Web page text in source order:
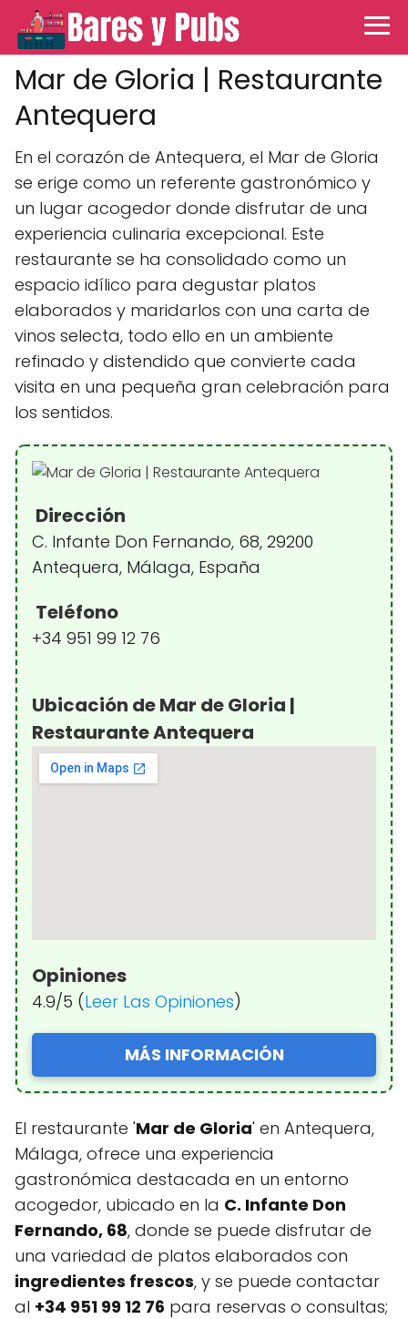
Mar de Gloria | Restaurante
Antequera
En el corazón de Antequera, el Mar de Gloria
se erige como un referente gastronómico y
un lugar acogedor donde disfrutar de una
experiencia culinaria excepcional. Este
restaurante se ha consolidado como un
espacio idílico para degustar platos
elaborados y maridarlos con una carta de
vinos selecta, todo ello en un ambiente
refinado y distendido que convierte cada
visita en una pequeña gran celebración para
los sentidos.
Dirección
C. Infante Don Fernando, 68, 29200
Antequera, Málaga, España
Teléfono
+34 951 99 12 76
Ubicación de Mar de Gloria |
Restaurante Antequera
Opiniones
4.9/5 (Leer Las Opiniones)
MÁS INFORMACIÓN
El restaurante 'Mar de Gloria' en Antequera,
Málaga, ofrece una experiencia
gastronómica destacada en un entorno
acogedor, ubicado en la C. Infante Don
Fernando, 68, donde se puede disfrutar de
una variedad de platos elaborados con
ingredientes frescos, y se puede contactar
al +34 951 99 12 76 para reservas o consultas;